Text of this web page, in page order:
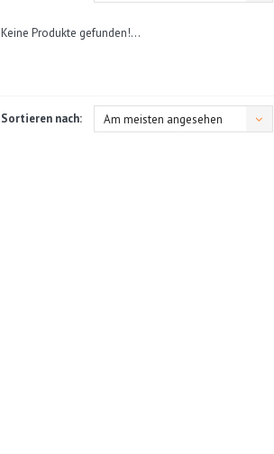
Keine Produkte gefunden!...
Sortieren nach: Am meisten angesehen